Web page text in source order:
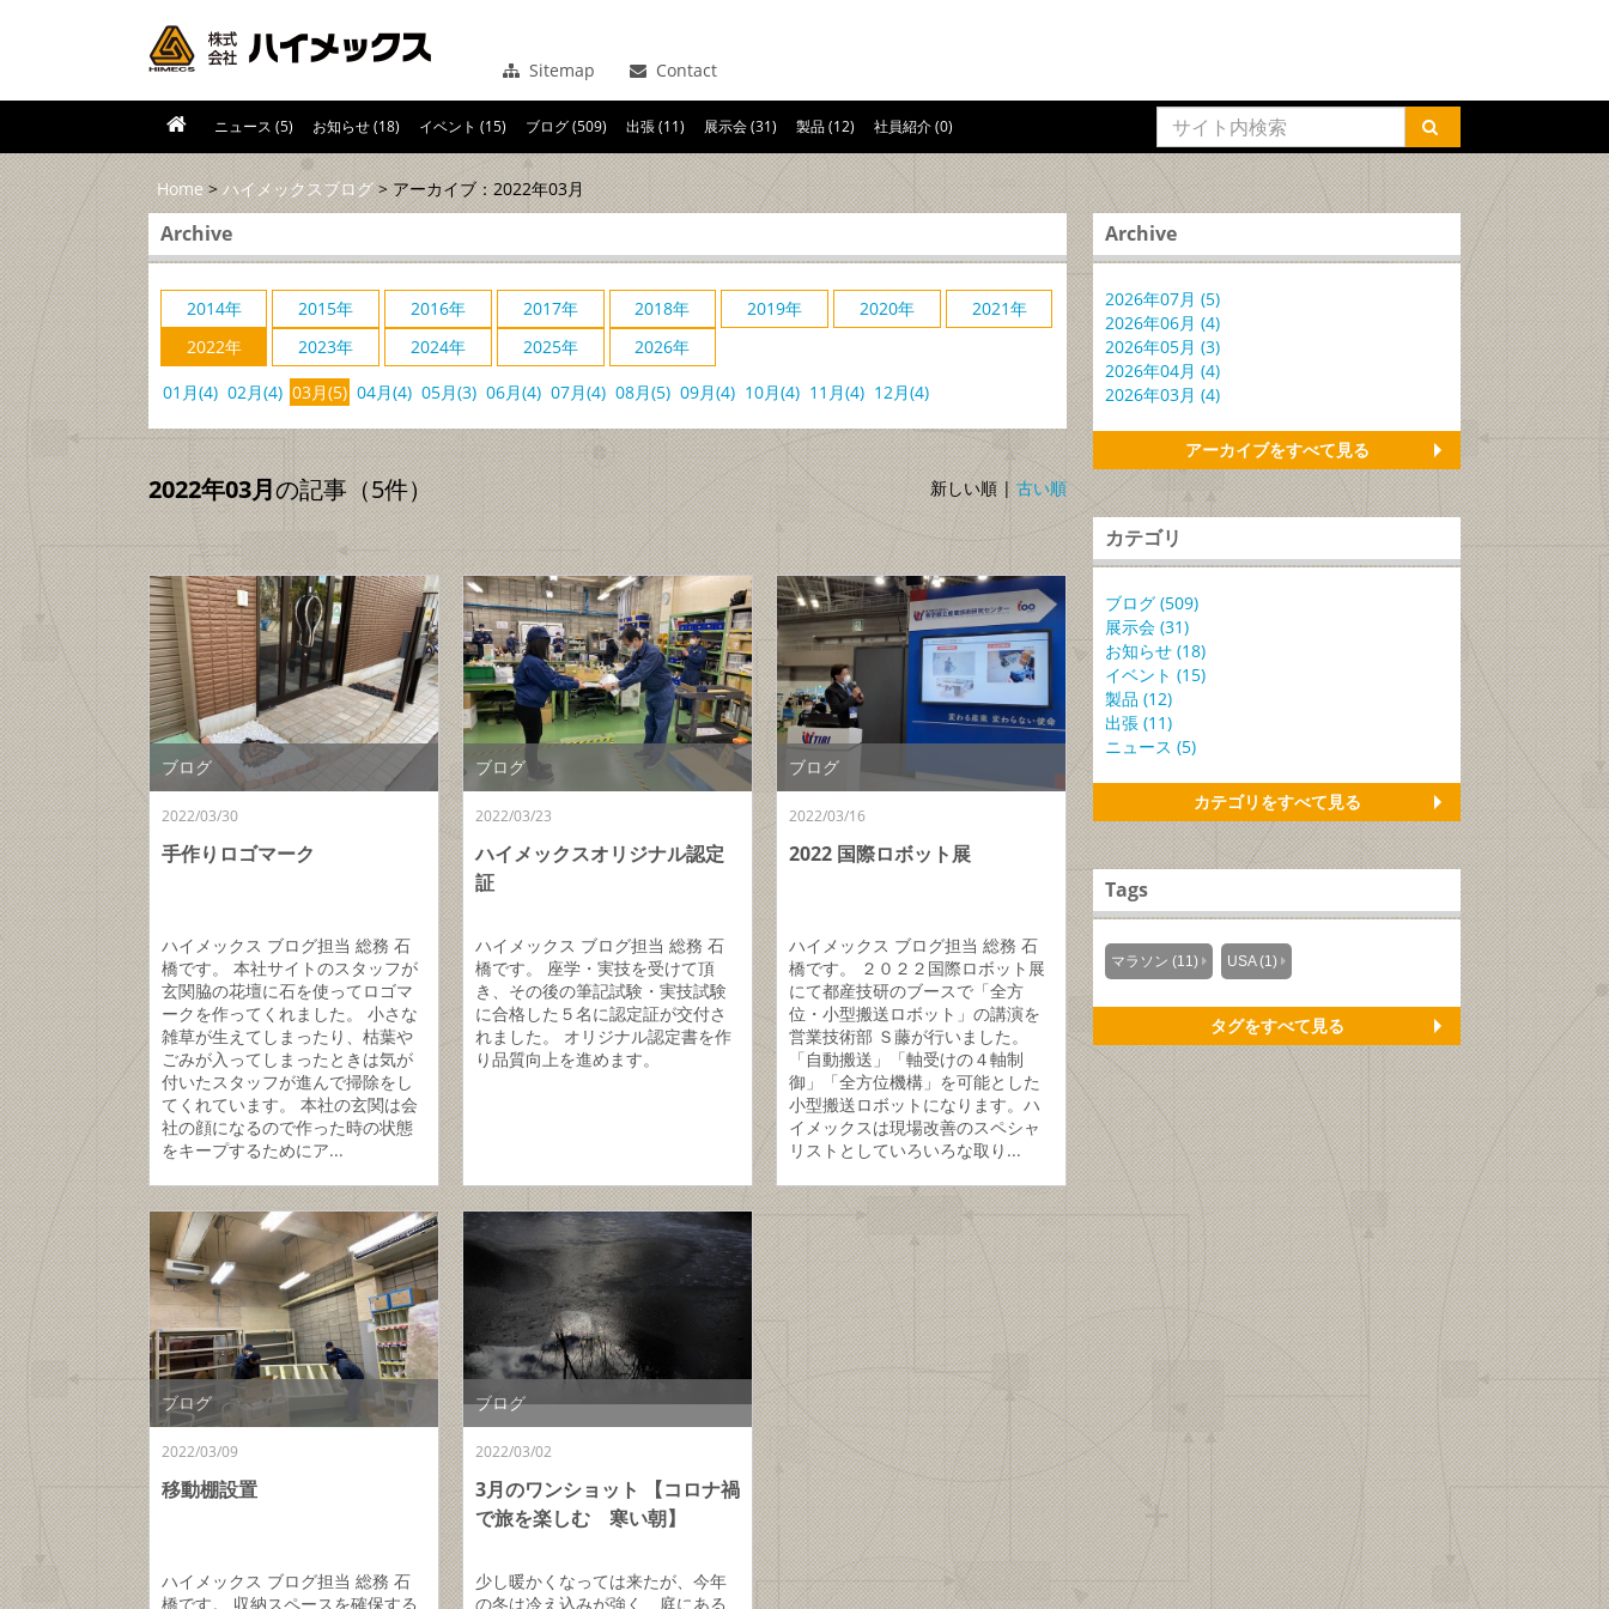
Sitemap Contact
ニュース (5) お知らせ (18) イベント (15) ブログ (509) 出張 (11) 展示会 (31) 製品 (12) 社員紹介 (0)
Home>ハイメックスブログ> アーカイブ：2022年03月
Archive
2014年 2015年 2016年 2017年 2018年 2019年 2020年
2021年
2022年
2023年 2024年 2025年
2026年
01月(4) 02月(4) 03月(5) 04月(4) 05月(3) 06月(4) 07月(4) 08月(5) 09月(4) 10月(4) 11月(4) 12月(4)
2022年03月の記事（5件） 新しい順 |古い順
ブログ
2022/03/30
手作りロゴマーク
ハイメックス ブログ担当 総務 石
橋です。 本社サイトのスタッフが
玄関脇の花壇に石を使ってロゴマ
ークを作ってくれました。 小さな
雑草が生えてしまったり、枯葉や
ごみが入ってしまったときは気が
付いたスタッフが進んで掃除をし
てくれています。 本社の玄関は会
社の顔になるので作った時の状態
をキープするためにア...
ブログ
2022/03/23
ハイメックスオリジナル認定
証
ハイメックス ブログ担当 総務 石
橋です。 座学・実技を受けて頂
き、その後の筆記試験・実技試験
に合格した５名に認定証が交付さ
れました。 オリジナル認定書を作
り品質向上を進めます。
ブログ
2022/03/16
2022 国際ロボット展
ハイメックス ブログ担当 総務 石
橋です。 ２０２２国際ロボット展
にて都産技研のブースで「全方
位・小型搬送ロボット」の講演を
営業技術部 Ｓ藤が行いました。
「自動搬送」「軸受けの４軸制
御」「全方位機構」を可能とした
小型搬送ロボットになります。ハ
イメックスは現場改善のスペシャ
リストとしていろいろな取り...
ブログ
2022/03/09
移動棚設置
ハイメックス ブログ担当 総務 石
橋です。 収納スペースを確保する
ブログ
2022/03/02
3月のワンショット 【コロナ禍
で旅を楽しむ 寒い朝】
少し暖かくなっては来たが、今年
の冬は冷え込みが強く、庭にある
Archive
2026年07月 (5)
2026年06月 (4)
2026年05月 (3)
2026年04月 (4)
2026年03月 (4)
アーカイブをすべて見る
カテゴリ
ブログ (509)
展示会 (31)
お知らせ (18)
イベント (15)
製品 (12)
出張 (11)
ニュース (5)
カテゴリをすべて見る
Tags
マラソン (11) USA (1)
タグをすべて見る